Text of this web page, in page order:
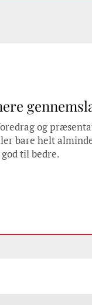
og
bare helt
til bedre.